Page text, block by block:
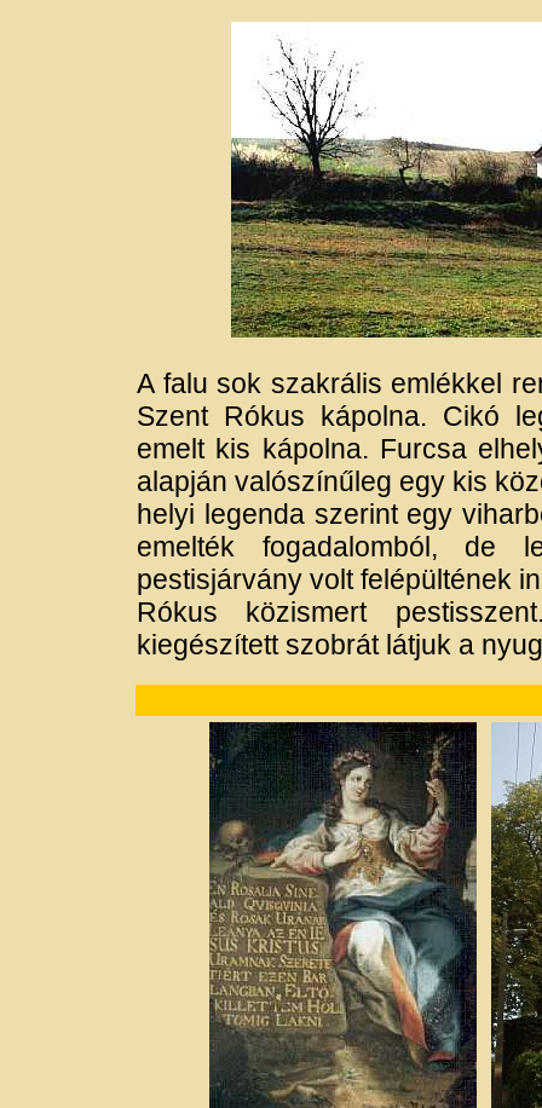
A falu sok szakrális emlékkel
Szent Rókus kápolna. Cikó
emelt kis kápolna. Furcsa
alapján valószínűleg egy kis
helyi legenda szerint egy
emelték fogadalomból, de
pestisjárvány volt felépültének
Rókus közismert
kiegészített szobrát látjuk a